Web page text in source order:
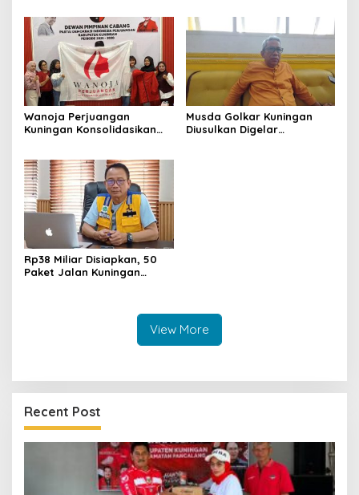
dan Berdaya
Wanoja Perjuangan
Kuningan Konsolidasikan
Muda
Musda Golkar Kuningan
Diusulkan Digelar
Rp38 Miliar Disiapkan, 50
Paket Jalan Kuningan
View More
Recent Post